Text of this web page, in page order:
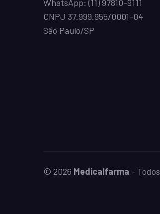
WhatsApp:(11) 97810-9111
CNPJ 37.999.955/0001-04
São Paulo/SP
© 2026 Medicalfarma -